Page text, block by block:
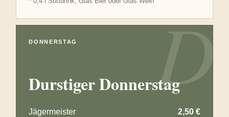
D
DONNERSTAG
Durstiger Donnerstag
Jägermeister 2,50 €